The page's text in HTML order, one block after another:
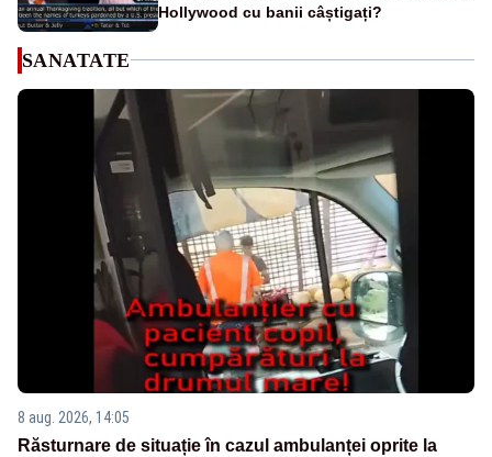
Hollywood cu banii câștigați?
SANATATE
8 aug. 2026, 14:05
Răsturnare de situație în cazul ambulanței oprite la